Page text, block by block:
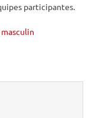
participantes.